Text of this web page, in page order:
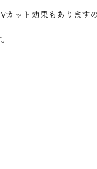
ット効果もあります